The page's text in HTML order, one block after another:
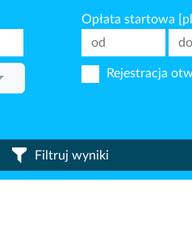
Opłata startowa
Rejestracja
Filtruj wyniki